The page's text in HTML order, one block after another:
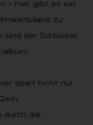
– hier gibt es ein
zu
sind der Schlüssel
spart nicht nur
durch die